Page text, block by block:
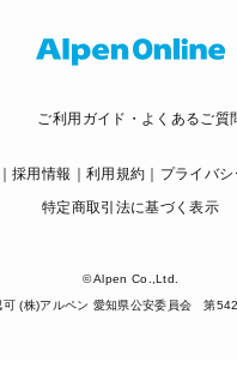
ご利用ガイド・よくあるご質
採用情報 利用規約
プライバ
特定商取引法に基づく表示
© Alpen Co.,Ltd.
可 (株)アルペン 愛知県公安委員会 第